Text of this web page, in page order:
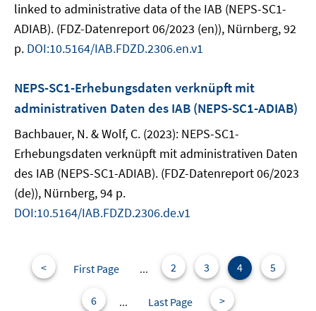
linked to administrative data of the IAB (NEPS-SC1-
ADIAB). (FDZ-Datenreport 06/2023 (en)), Nürnberg, 92
p. DOI:10.5164/IAB.FDZD.2306.en.v1
NEPS-SC1-Erhebungsdaten verknüpft mit
administrativen Daten des IAB (NEPS-SC1-ADIAB)
Bachbauer, N. & Wolf, C. (2023): NEPS-SC1-
Erhebungsdaten verknüpft mit administrativen Daten
des IAB (NEPS-SC1-ADIAB). (FDZ-Datenreport 06/2023
(de)), Nürnberg, 94 p.
DOI:10.5164/IAB.FDZD.2306.de.v1
< First Page ... 2 3 4 5
6 ... Last Page >